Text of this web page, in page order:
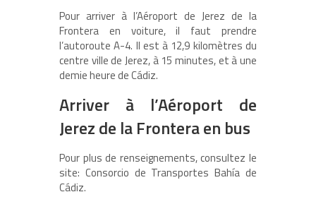
Pour arriver à l’Aéroport de Jerez de la
Frontera en voiture, il faut prendre
l’autoroute A-4. Il est à 12,9 kilomètres du
centre ville de Jerez, à 15 minutes, et à une
demie heure de Cádiz.
Arriver à l’Aéroport de
Jerez de la Frontera en bus
Pour plus de renseignements, consultez le
site: Consorcio de Transportes Bahía de
Cádiz.